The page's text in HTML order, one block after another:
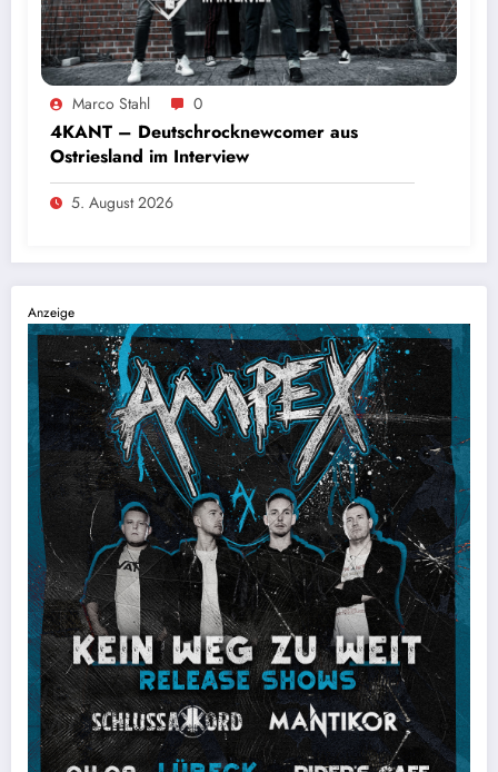
Marco Stahl 0
4KANT – Deutschrocknewcomer aus
Ostriesland im Interview
5. August 2026
Anzeige